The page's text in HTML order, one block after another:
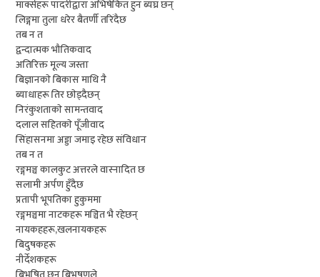
मार्क्सहरू पादरीद्वारा अभिषेकित हुन ब्यघ्र छन्
लिङ्गमा तुला धरेर बैतर्णी तरिंदैछ
तब न त
द्वन्दात्मक भौतिकवाद
अतिरिक्त मूल्य जस्ता
बिज्ञानकाे बिकास माथि नै
ब्याधाहरू तिर छाेड्दैछन्
निरंकुशताकाे सामन्तवाद
दलाल सहितकाे पूँजीवाद
सिंहासनमा अड्डा जमाइ रहेछ संविधान
तब न त
रङ्गमञ्च कालकुट अत्तरले वास्नादित छ
सलामी अर्पण हुँदैछ
प्रतापी भूपतिका हुकुममा
रङ्गमञ्चमा नाटकहरू मञ्चित भै रहेछन्
नायकहहरू,खलनायकहरू
बिदुषकहरू
नीर्देशकहरू